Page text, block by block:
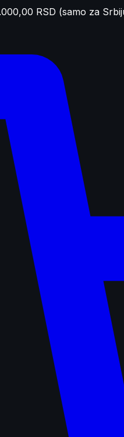
RSD (samo za